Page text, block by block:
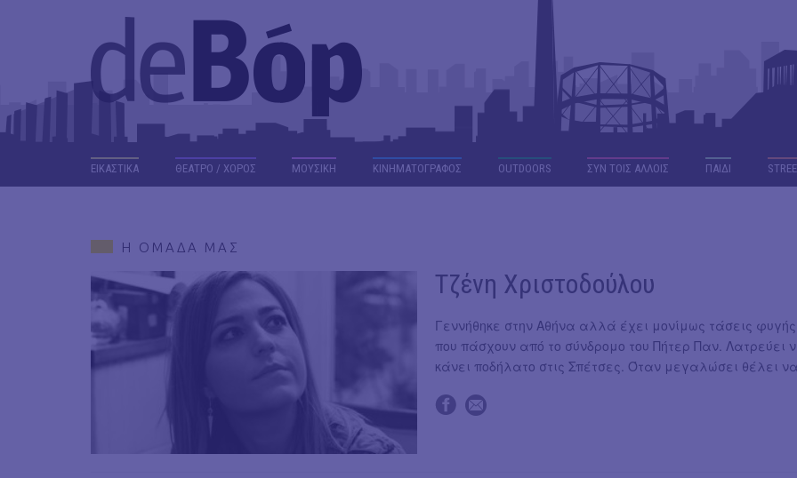
ΕΙΚΑΣΤΙΚΑ ΘΕΑΤΡΟ / ΧΟΡΟΣ ΜΟΥΣΙΚΗ ΚΙΝΗΜΑΤΟΓΡΑΦΟΣ OUTDΟORS ΣΥΝ ΤΟΙΣ ΑΛΛΟΙΣ ΠΑΙΔΙ
Η ΟΜΑΔΑ ΜΑΣ
Τζένη Χριστοδούλου
Γεννήθηκε στην Αθήνα αλλά έχει μονίμως τάσεις
που πάσχουν από το σύνδρομο του Πήτερ Παν. Λατρεύει
κάνει ποδήλατο στις Σπέτσες. Όταν μεγαλώσει θέλει